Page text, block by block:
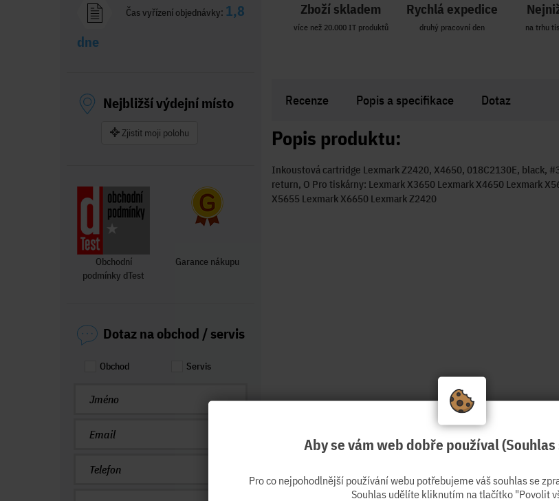
Zboží skladem
více než 20.000 IT produktů
Rychlá expedice
druhý pracovní den na trhu
Recenze Popis a specifikace Dotaz
Popis produktu:
Inkoustová cartridge Lexmark Z2420, X4650, 018C2130E, black,
return, O Pro tiskárny: Lexmark X3650 Lexmark X4650 Lexmark
X5655 Lexmark X6650 Lexmark Z2420
Čas vyřízení objednávky: 1,8
dne
Nejbližší výdejní místo
Zjistit moji polohu
Obchodní
podmínky dTest
Garance nákupu
Dotaz na obchod / servis
Obchod Servis
Aby se vám web dobře používal
Pro co nejpohodlnější používání webu potřebujeme váš souhlas se
Souhlas udělíte kliknutím na tlačítko "Povolit